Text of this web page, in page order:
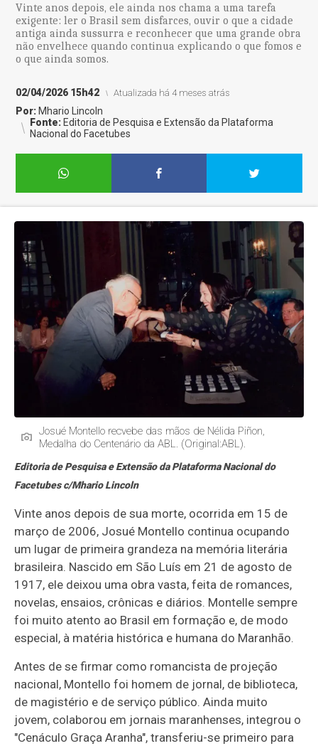
Vinte anos depois, ele ainda nos chama a uma tarefa
exigente: ler o Brasil sem disfarces, ouvir o que a cidade
antiga ainda sussurra e reconhecer que uma grande obra
não envelhece quando continua explicando o que fomos e
o que ainda somos.
02/04/2026 15h42 Atualizada há 4 meses atrás
Por: Mhario Lincoln
Fonte: Editoria de Pesquisa e Extensão da Plataforma
Nacional do Facetubes
Josué Montello recvebe das mãos de Nélida Piñon,
Medalha do Centenário da ABL. (Original:ABL).
Editoria de Pesquisa e Extensão da Plataforma Nacional do
Facetubes c/Mhario Lincoln
Vinte anos depois de sua morte, ocorrida em 15 de
março de 2006, Josué Montello continua ocupando
um lugar de primeira grandeza na memória literária
brasileira. Nascido em São Luís em 21 de agosto de
1917, ele deixou uma obra vasta, feita de romances,
novelas, ensaios, crônicas e diários. Montelle sempre
foi muito atento ao Brasil em formação e, de modo
especial, à matéria histórica e humana do Maranhão.
Antes de se firmar como romancista de projeção
nacional, Montello foi homem de jornal, de biblioteca,
de magistério e de serviço público. Ainda muito
jovem, colaborou em jornais maranhenses, integrou o
"Cenáculo Graça Aranha", transferiu-se primeiro para